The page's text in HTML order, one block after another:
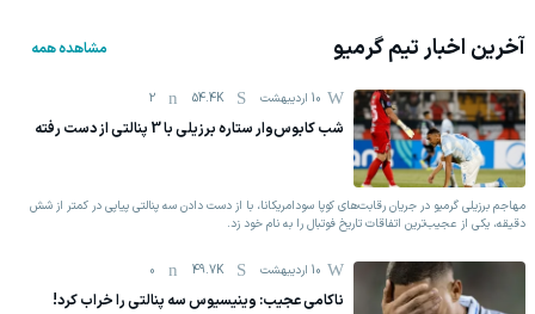
آخرین اخبار تیمگرمیو مشاهده همه
10 اردیبهشت 54.4K
2
شب کابوس‌وار ستاره برزیلی با 3 پنالتی از دست رفته
مهاجم برزیلی گرمیو در جریان رقابت‌های کوپا سودامریکانا، با از دست دادن سه پنالتی پیاپی در کمتر از شش
دقیقه، یکی از عجیب‌ترین اتفاقات تاریخ فوتبال را به نام خود زد.
10 اردیبهشت 49.7K
0
ناکامی عجیب: وینیسیوس سه پنالتی را خراب کرد!